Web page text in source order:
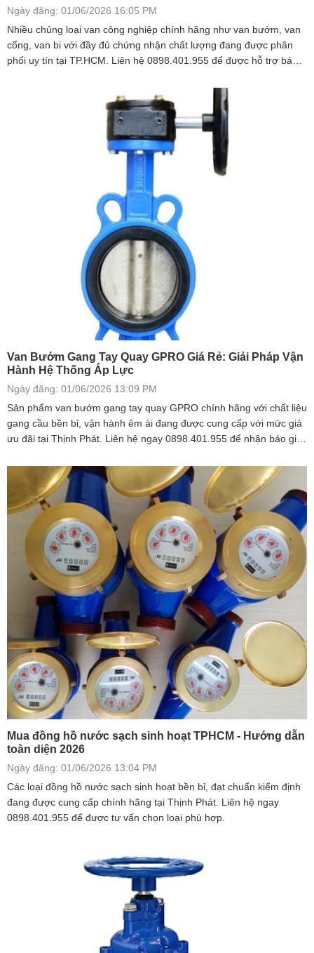
Ngày đăng: 01/06/2026 16:05 PM
Nhiều chủng loại van công nghiệp chính hãng như van bướm, van
cổng, van bi với đầy đủ chứng nhận chất lượng đang được phân
phối uy tín tại TP.HCM. Liên hệ 0898.401.955 để được hỗ trợ báo
Van Bướm Gang Tay Quay GPRO Giá Rẻ: Giải Pháp Vận
Hành Hệ Thống Áp Lực
Ngày đăng: 01/06/2026 13:09 PM
Sản phẩm van bướm gang tay quay GPRO chính hãng với chất liệu
gang cầu bền bỉ, vận hành êm ái đang được cung cấp với mức giá
ưu đãi tại Thịnh Phát. Liên hệ ngay 0898.401.955 để nhận báo giá
Mua đồng hồ nước sạch sinh hoạt TPHCM - Hướng dẫn
toàn diện 2026
Ngày đăng: 01/06/2026 13:04 PM
Các loại đồng hồ nước sạch sinh hoạt bền bỉ, đạt chuẩn kiểm định
đang được cung cấp chính hãng tại Thịnh Phát. Liên hệ ngay
0898.401.955 để được tư vấn chọn loại phù hợp.